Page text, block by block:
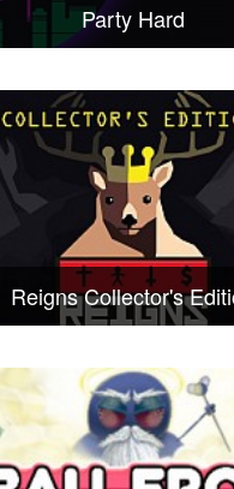
Party Hard
Reigns Collector's